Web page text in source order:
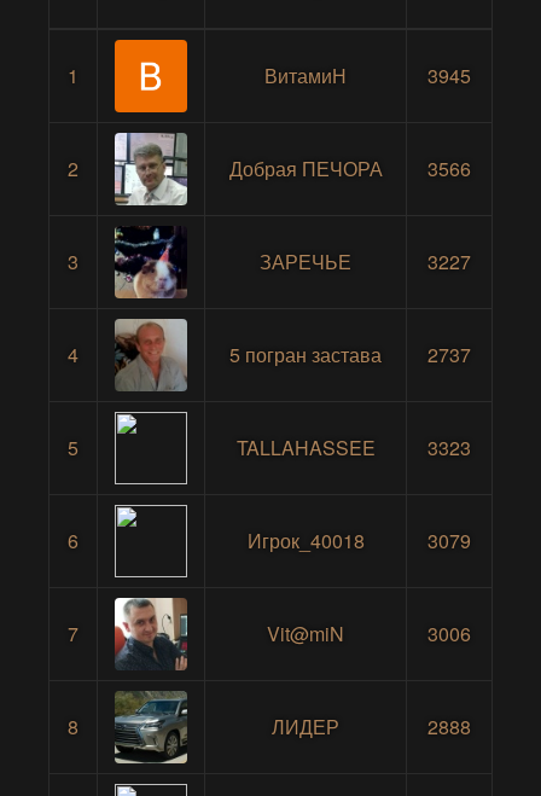
1 ВитамиН 3945
2 Добрая ПЕЧОРА 3566
3 ЗАРЕЧЬЕ 3227
4 5 погран застава 2737
5 TALLAHASSEE 3323
6 Игрок_40018 3079
7 Vit@miN 3006
8 ЛИДЕР 2888